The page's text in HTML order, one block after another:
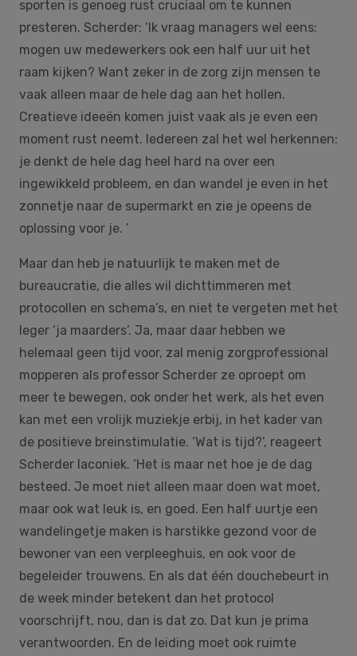
sporten is genoeg rust cruciaal om te kunnen
presteren. Scherder: ‘Ik vraag managers wel eens:
mogen uw medewerkers ook een half uur uit het
raam kijken? Want zeker in de zorg zijn mensen te
vaak alleen maar de hele dag aan het hollen.
Creatieve ideeën komen juist vaak als je even een
moment rust neemt. Iedereen zal het wel herkennen:
je denkt de hele dag heel hard na over een
ingewikkeld probleem, en dan wandel je even in het
zonnetje naar de supermarkt en zie je opeens de
oplossing voor je. ’
Maar dan heb je natuurlijk te maken met de
bureaucratie, die alles wil dichttimmeren met
protocollen en schema’s, en niet te vergeten met het
leger ‘ja maarders’. Ja, maar daar hebben we
helemaal geen tijd voor, zal menig zorgprofessional
mopperen als professor Scherder ze oproept om
meer te bewegen, ook onder het werk, als het even
kan met een vrolijk muziekje erbij, in het kader van
de positieve breinstimulatie. ‘Wat is tijd?’, reageert
Scherder laconiek. ‘Het is maar net hoe je de dag
besteed. Je moet niet alleen maar doen wat moet,
maar ook wat leuk is, en goed. Een half uurtje een
wandelingetje maken is harstikke gezond voor de
bewoner van een verpleeghuis, en ook voor de
begeleider trouwens. En als dat één douchebeurt in
de week minder betekent dan het protocol
voorschrijft, nou, dan is dat zo. Dat kun je prima
verantwoorden. En de leiding moet ook ruimte